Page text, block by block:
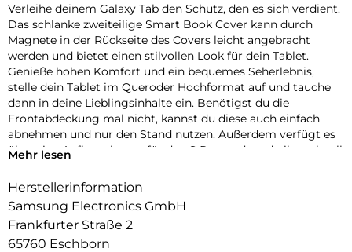
Verleihe deinem Galaxy Tab den Schutz, den es sich verdient.
Das schlanke zweiteilige Smart Book Cover kann durch
Magnete in der Rückseite des Covers leicht angebracht
werden und bietet einen stilvollen Look für dein Tablet.
Genieße hohen Komfort und ein bequemes Seherlebnis,
stelle dein Tablet im Queroder Hochformat auf und tauche
dann in deine Lieblingsinhalte ein. Benötigst du die
Frontabdeckung mal nicht, kannst du diese auch einfach
abnehmen und nur den Stand nutzen. Außerdem verfügt es
über eine Aufbewahrung für den S Pen, sodass du ihn schnell
Mehr lesen
Herstellerinformation
Samsung Electronics GmbH
Frankfurter Straße 2
65760 Eschborn